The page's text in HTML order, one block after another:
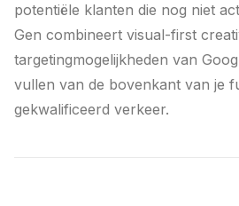
potentiële klanten die nog niet
Gen combineert visual-first
targetingmogelijkheden van
vullen van de bovenkant van je
gekwalificeerd verkeer.